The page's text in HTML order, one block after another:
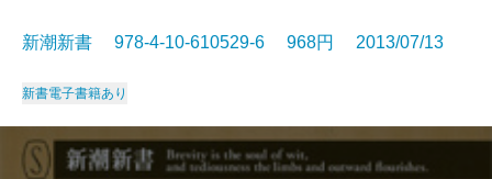
新潮新書 978-4-10-610529-6 968円 2013/07/13
新書電子書籍あり